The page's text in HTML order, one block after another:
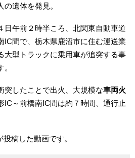
遺体を発見。
日午前２時半ころ、北関東自動車道
IC間で、栃木県鹿沼市に住む運送業
大型トラックに乗用車が追突する事
突したことで出火、大規模な車両火
IC～前橋南IC間は約７時間、通行止
稿した動画です。